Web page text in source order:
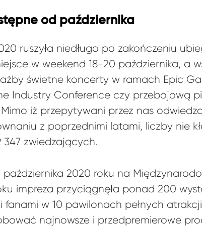
od października
ruszyła niedługo po zakończeniu
w weekend 18-20 października, a
świetne koncerty w ramach Epic
Industry Conference czy przebojową
Mimo iż przepytywani przez nas
z poprzednimi latami, liczby nie
347 zwiedzających.
października 2020 roku na
impreza przyciągnęła ponad 200
w 10 pawilonach pełnych
najnowsze i przedpremierowe